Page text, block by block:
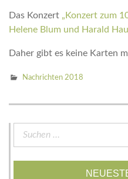
Das Konzert „Konzert zum
Helene Blum und Harald
Daher gibt es keine Karten
Nachrichten 2018
Suchen